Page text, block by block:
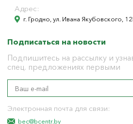
Адрес:
г. Гродно, ул. Ивана Якубовского,
Подписаться на новости
Подпишитесь на рассылку и
спец. предложениях первыми
Электронная почта для связи:
bec@bcentr.by